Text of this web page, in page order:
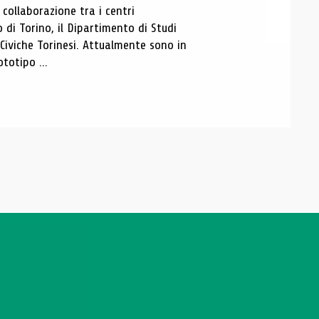
tra i centri
di Torino, il Dipartimento di Studi
Torinesi. Attualmente sono in
...